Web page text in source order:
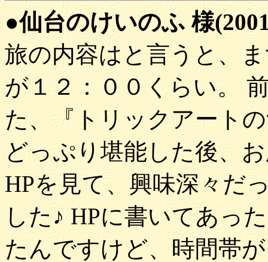
●仙台のけいのふ 様
旅の内容はと言うと、
が１２：００くらい。
た、『トリックアート
どっぷり堪能した後、
HPを見て、興味深々だ
した♪ HPに書いてあっ
たんですけど、時間帯